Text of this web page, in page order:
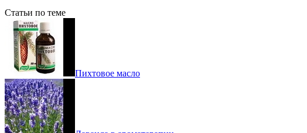
Статьи по теме
Пихтовое масло